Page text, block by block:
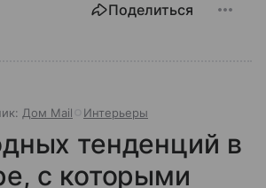
Поделиться
Дом Mail Интерьеры
тенденций в
с которыми